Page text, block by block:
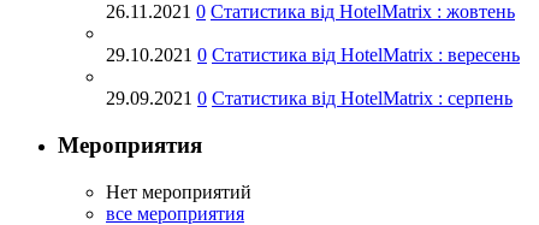
26.11.2021 0 Статистика від HotelMatrix : жовтень
29.10.2021 0 Статистика від HotelMatrix : вересень
29.09.2021 0 Статистика від HotelMatrix : серпень
Мероприятия
Нет мероприятий
все мероприятия